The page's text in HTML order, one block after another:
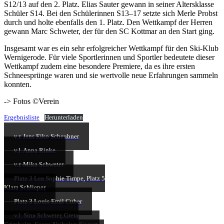
S12/13 auf den 2. Platz. Elias Sauter gewann in seiner Altersklasse
Schüler S14. Bei den Schülerinnen S13–17 setzte sich Merle Probst
durch und holte ebenfalls den 1. Platz. Den Wettkampf der Herren
gewann Marc Schweter, der für den SC Kottmar an den Start ging.
Insgesamt war es ein sehr erfolgreicher Wettkampf für den Ski-Klub
Wernigerode. Für viele Sportlerinnen und Sportler bedeutete dieser
Wettkampf zudem eine besondere Premiere, da es ihre ersten
Schneesprünge waren und sie wertvolle neue Erfahrungen sammeln
konnten.
-> Fotos ©Verein
Ergebnisliste Herunterladen
v.r. Jens Eiko Scheubner
v.l. Anna Rinke
v.r. Mika Schweter
Platz 3 Lea Sophie Timpe, Platz 5
Klara Schlieper
Platz 3 Louis Emil Cuber
v.l. Sina Schweter, Greta